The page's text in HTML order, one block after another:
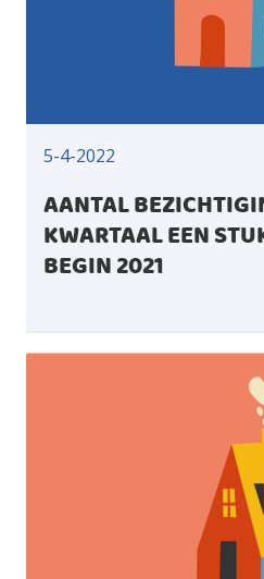
5-4-2022
AANTAL
KWARTAAL EEN
BEGIN 2021